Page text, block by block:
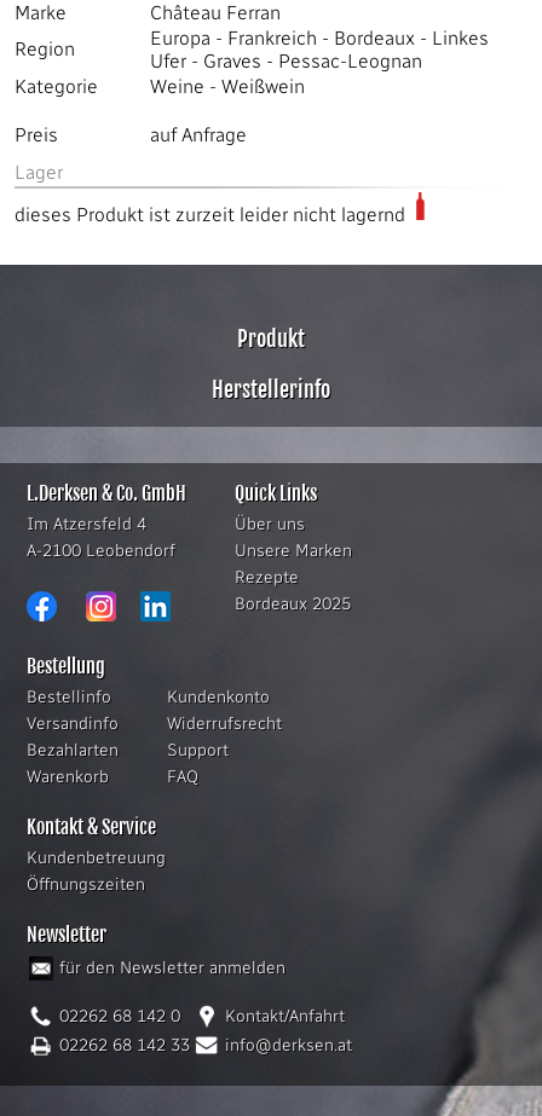
Marke
Château Ferran
Region
Europa - Frankreich - Bordeaux - Linkes
Ufer - Graves - Pessac-Leognan
Kategorie
Weine - Weißwein
Preis
auf Anfrage
Lager
dieses Produkt ist zurzeit leider nicht lagernd
Produkt
Herstellerinfo
L.Derksen & Co. GmbH
Im Atzersfeld 4
A-2100 Leobendorf
Quick Links
Über uns
Unsere Marken
Rezepte
Bordeaux 2025
Bestellung
Bestellinfo
Versandinfo
Bezahlarten
Warenkorb
Kundenkonto
Widerrufsrecht
Support
FAQ
Kontakt & Service
Kundenbetreuung
Öffnungszeiten
Newsletter
für den Newsletter anmelden
02262 68 142 0
Kontakt/Anfahrt
02262 68 142 33
info@derksen.at